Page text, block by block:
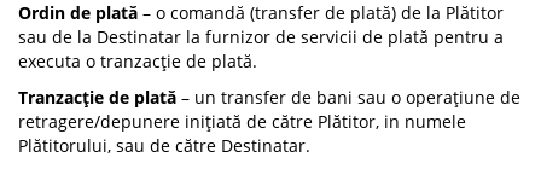
Ordin de plată – o comandă (transfer de plată) de la Plătitor
sau de la Destinatar la furnizor de servicii de plată pentru a
executa o tranzacție de plată.
Tranzacție de plată – un transfer de bani sau o operațiune de
retragere/depunere inițiată de către Plătitor, in numele
Plătitorului, sau de către Destinatar.